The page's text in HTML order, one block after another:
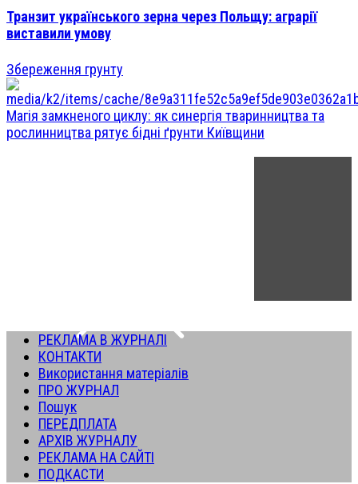
Транзит українського зерна через Польщу: аграрії
виставили умову
Збереження грунту
Магія замкненого циклу: як синергія тваринництва та
рослинництва рятує бідні ґрунти Київщини
РЕКЛАМА В ЖУРНАЛІ
КОНТАКТИ
Використання матеріалів
ПРО ЖУРНАЛ
Пошук
ПЕРЕДПЛАТА
АРХІВ ЖУРНАЛУ
РЕКЛАМА НА САЙТІ
ПОДКАСТИ